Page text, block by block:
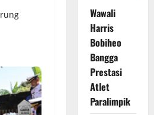
Wawali
Harris
Bobiheo
Bangga
Prestasi
Atlet
Paralimpik